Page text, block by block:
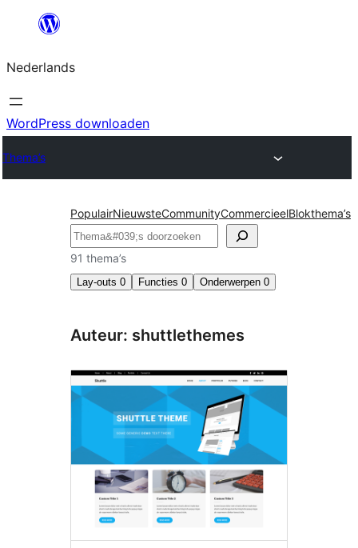
de
inhoud
Nederlands
WordPress downloaden
Thema’s
PopulairNieuwsteCommunityCommercieelBlokthema’s
Zoeken
91 thema’s
Lay-outs 0 Functies 0 Onderwerpen 0
Auteur: shuttlethemes